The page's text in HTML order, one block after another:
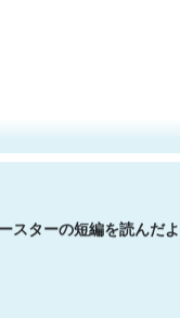
う。英語少しでも読め
Then Covid hit. Shit.
スターの短編を読んだよ